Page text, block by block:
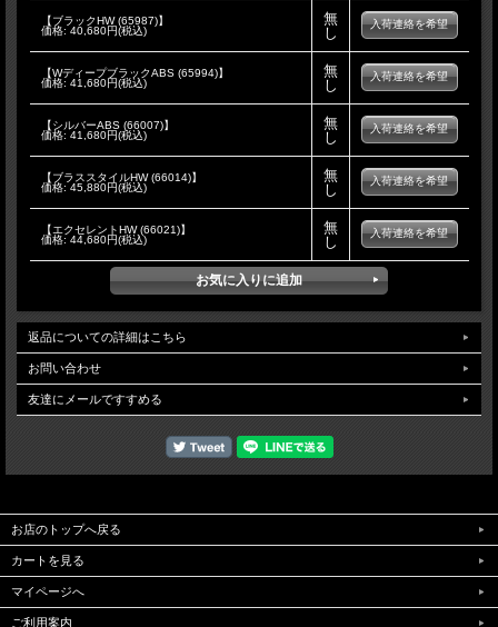
【ブラックHW (65987)】
価格: 40,680円(税込)
無
し
入荷連絡を希望
【WディープブラックABS (65994)】
価格: 41,680円(税込)
無
し
入荷連絡を希望
【シルバーABS (66007)】
価格: 41,680円(税込)
無
し
入荷連絡を希望
【ブラススタイルHW (66014)】
価格: 45,880円(税込)
無
し
入荷連絡を希望
【エクセレントHW (66021)】
価格: 44,680円(税込)
無
し
入荷連絡を希望
返品についての詳細はこちら
お問い合わせ
友達にメールですすめる
お店のトップへ戻る
カートを見る
マイページへ
ご利用案内